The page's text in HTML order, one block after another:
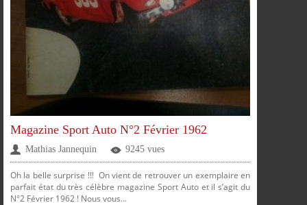
FACEBOOKTWITTER GOOGLE PINTEREST
PARTAGERPARTAGER
Magazine Sport Auto N°2 Février 1962
Mathias Jannequin 9245 vues
Oh la belle surprise !!! On vient de retrouver un exemplaire en
parfait état du très célèbre magazine Sport Auto et il s’agit du
N°2 Février 1962 ! Nous vous...